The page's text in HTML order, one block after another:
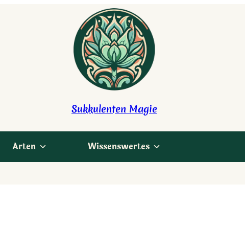
Sukkulenten Magie
Arten Wissenswertes